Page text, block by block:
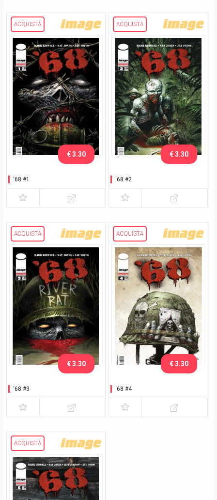
ACQUISTA
‘68 #1
€ 3.30
ACQUISTA
‘68 #2
€ 3.30
ACQUISTA
‘68 #3
€ 3.30
ACQUISTA
‘68 #4
€ 3.30
ACQUISTA